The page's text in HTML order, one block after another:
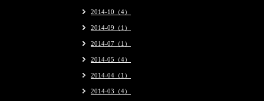
2014-10（4）
2014-09（1）
2014-07（1）
2014-05（4）
2014-04（1）
2014-03（4）